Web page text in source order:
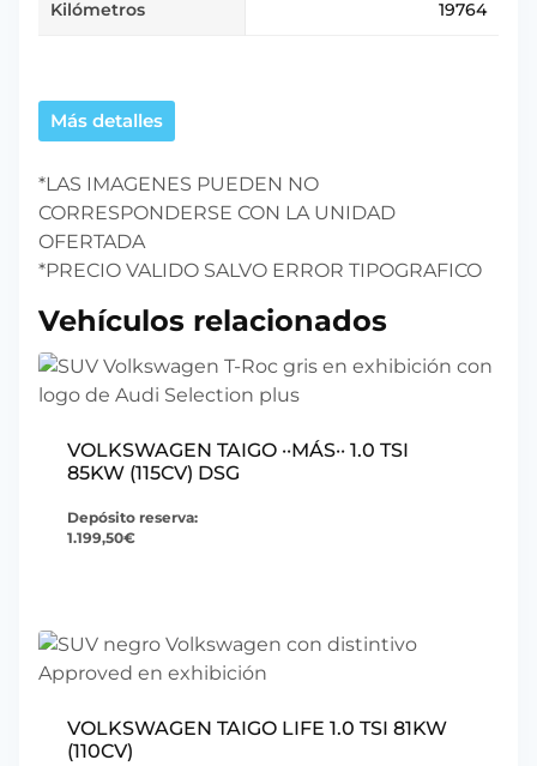
Kilómetros 19764
Más detalles
*LAS IMAGENES PUEDEN NO
CORRESPONDERSE CON LA UNIDAD
OFERTADA
*PRECIO VALIDO SALVO ERROR TIPOGRAFICO
Vehículos relacionados
VOLKSWAGEN TAIGO ··MÁS·· 1.0 TSI
85KW (115CV) DSG
Depósito reserva:
1.199,50€
VOLKSWAGEN TAIGO LIFE 1.0 TSI 81KW
(110CV)